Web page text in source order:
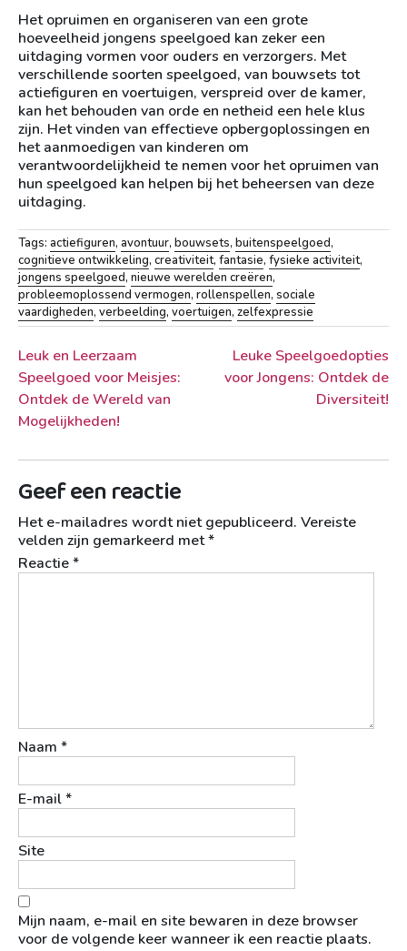
Het opruimen en organiseren van een grote
hoeveelheid jongens speelgoed kan zeker een
uitdaging vormen voor ouders en verzorgers. Met
verschillende soorten speelgoed, van bouwsets tot
actiefiguren en voertuigen, verspreid over de kamer,
kan het behouden van orde en netheid een hele klus
zijn. Het vinden van effectieve opbergoplossingen en
het aanmoedigen van kinderen om
verantwoordelijkheid te nemen voor het opruimen van
hun speelgoed kan helpen bij het beheersen van deze
uitdaging.
Tags: actiefiguren, avontuur, bouwsets, buitenspeelgoed,
cognitieve ontwikkeling, creativiteit, fantasie, fysieke activiteit,
jongens speelgoed, nieuwe werelden creëren,
probleemoplossend vermogen, rollenspellen, sociale
vaardigheden, verbeelding, voertuigen, zelfexpressie
Berichtnavigatie
Leuk en Leerzaam
Speelgoed voor Meisjes:
Ontdek de Wereld van
Mogelijkheden!
Leuke Speelgoedopties
voor Jongens: Ontdek de
Diversiteit!
Geef een reactie
Het e-mailadres wordt niet gepubliceerd. Vereiste
velden zijn gemarkeerd met*
Reactie*
Naam *
E-mail*
Site
Mijn naam, e-mail en site bewaren in deze browser
voor de volgende keer wanneer ik een reactie plaats.